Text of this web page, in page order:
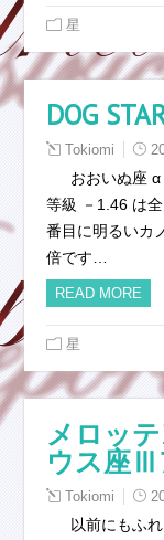
星
DOG
Tokiomi
おおいぬ座 α
等級 －1.46 は
番目に明るいカ
倍です…
READ MORE
星
メロッ
ウス座Ⅲ
Tokiomi
以前にもふれ